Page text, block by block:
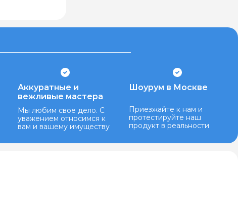
Аккуратные и
вежливые мастера
Мы любим свое дело. С
уважением относимся к
вам и вашему имуществу
Шоурум в Москве
Приезжайте к нам и
протестируйте наш
продукт в реальности